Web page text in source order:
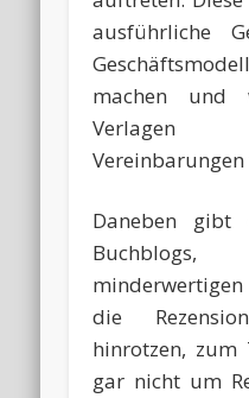
ausführliche
machen
Verlagen
Vereinbarungen
Daneben gibt
die
hinrotzen, zum
gar nicht um